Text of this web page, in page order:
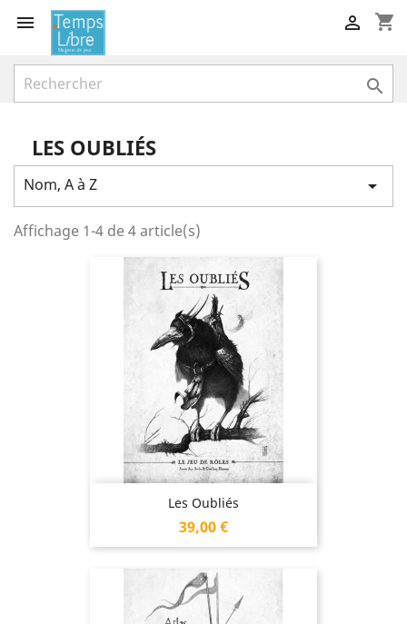
 shopping_cart


LES OUBLIÉS
Nom, A à Z 
Affichage 1-4 de 4 article(s)
Les Oubliés
Prix
39,00 €